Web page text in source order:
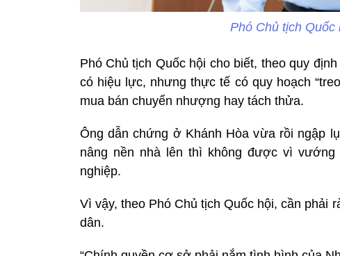
Phó Chủ tịch
Phó Chủ tịch Quốc hội cho biết, theo quy
có hiệu lực, nhưng thực tế có quy hoạch
mua bán chuyển nhượng hay tách thửa.
Ông dẫn chứng ở Khánh Hòa vừa rồi ngập
nâng nền nhà lên thì không được vì
nghiệp.
Vì vậy, theo Phó Chủ tịch Quốc hội, cần phải
dân.